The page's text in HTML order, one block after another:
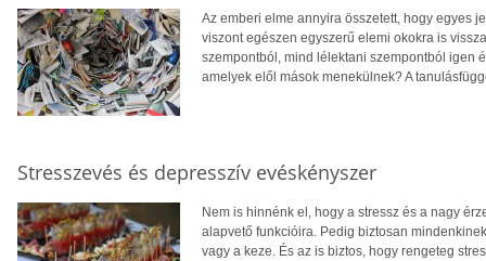
Az emberi elme annyira összetett, hogy egyes
viszont egészen egyszerű elemi okokra is
szempontból, mind lélektani szempontból igen
amelyek elől mások menekülnek? A
Stresszevés és depresszív evéskényszer
Nem is hinnénk el, hogy a stressz és a nagy
alapvető funkcióira. Pedig biztosan
vagy a keze. És az is biztos, hogy rengeteg